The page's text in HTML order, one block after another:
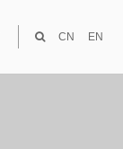
CN EN